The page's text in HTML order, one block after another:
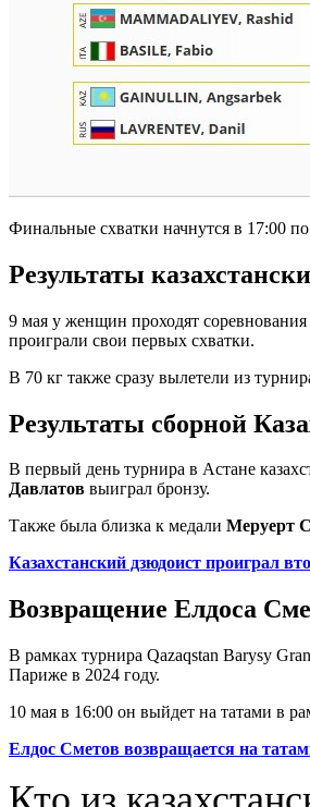
Финальные схватки начнутся в 17:00
Результаты
9 мая у женщин проходят
проиграли свои первых схватки.
В 70 кг также сразу вылетели из
Результаты сборной
В первый день турнира в Астане
Давлатов выиграл бронзу.
Также была близка к медали Меруерт
Казахстанский дзюдоист проиграл
Возвращение Елдоса
В рамках турнира Qazaqstan Barysy
Париже в 2024 году.
10 мая в 16:00 он выйдет на татами в
Елдос Сметов возвращается на